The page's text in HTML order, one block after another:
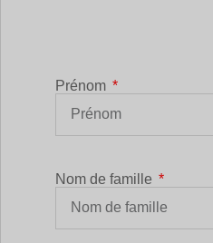
Prénom
Nom de famille